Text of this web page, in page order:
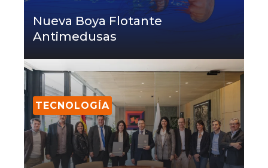
Nueva Boya Flotante
Antimedusas
TECNOLOGÍA